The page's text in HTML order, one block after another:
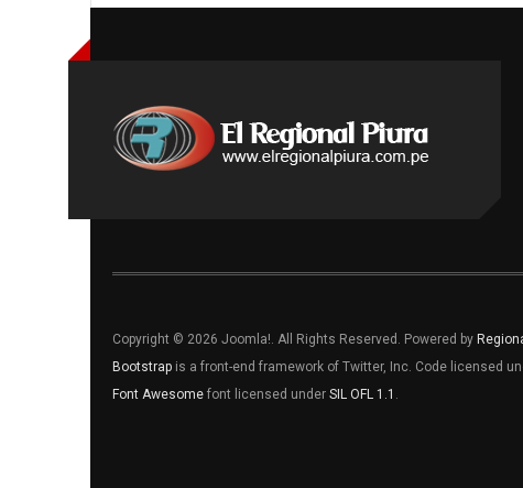
Copyright © 2026 Joomla!. All Rights Reserved. Powered by
Bootstrap is a front-end framework of Twitter, Inc. Code licensed
Font Awesome font licensed under SIL OFL 1.1